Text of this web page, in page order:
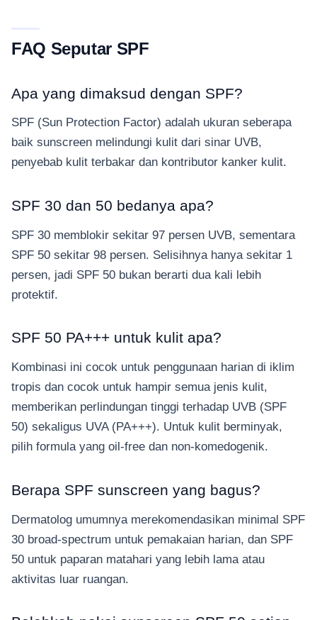
FAQ Seputar SPF
Apa yang dimaksud dengan SPF?
SPF (Sun Protection Factor) adalah ukuran seberapa
baik sunscreen melindungi kulit dari sinar UVB,
penyebab kulit terbakar dan kontributor kanker kulit.
SPF 30 dan 50 bedanya apa?
SPF 30 memblokir sekitar 97 persen UVB, sementara
SPF 50 sekitar 98 persen. Selisihnya hanya sekitar 1
persen, jadi SPF 50 bukan berarti dua kali lebih
protektif.
SPF 50 PA+++ untuk kulit apa?
Kombinasi ini cocok untuk penggunaan harian di iklim
tropis dan cocok untuk hampir semua jenis kulit,
memberikan perlindungan tinggi terhadap UVB (SPF
50) sekaligus UVA (PA+++). Untuk kulit berminyak,
pilih formula yang oil-free dan non-komedogenik.
Berapa SPF sunscreen yang bagus?
Dermatolog umumnya merekomendasikan minimal SPF
30 broad-spectrum untuk pemakaian harian, dan SPF
50 untuk paparan matahari yang lebih lama atau
aktivitas luar ruangan.